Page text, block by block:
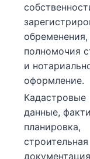
обременения,
полномочия
и
оформление.
Кадастровые
данные,
планировка,
строительная